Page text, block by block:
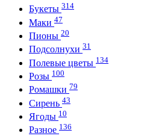
Букеты 314
Маки 47
Пионы 20
Подсолнухи 31
Полевые цветы 134
Розы 100
Ромашки 79
Сирень 43
Ягоды 10
Разное 136